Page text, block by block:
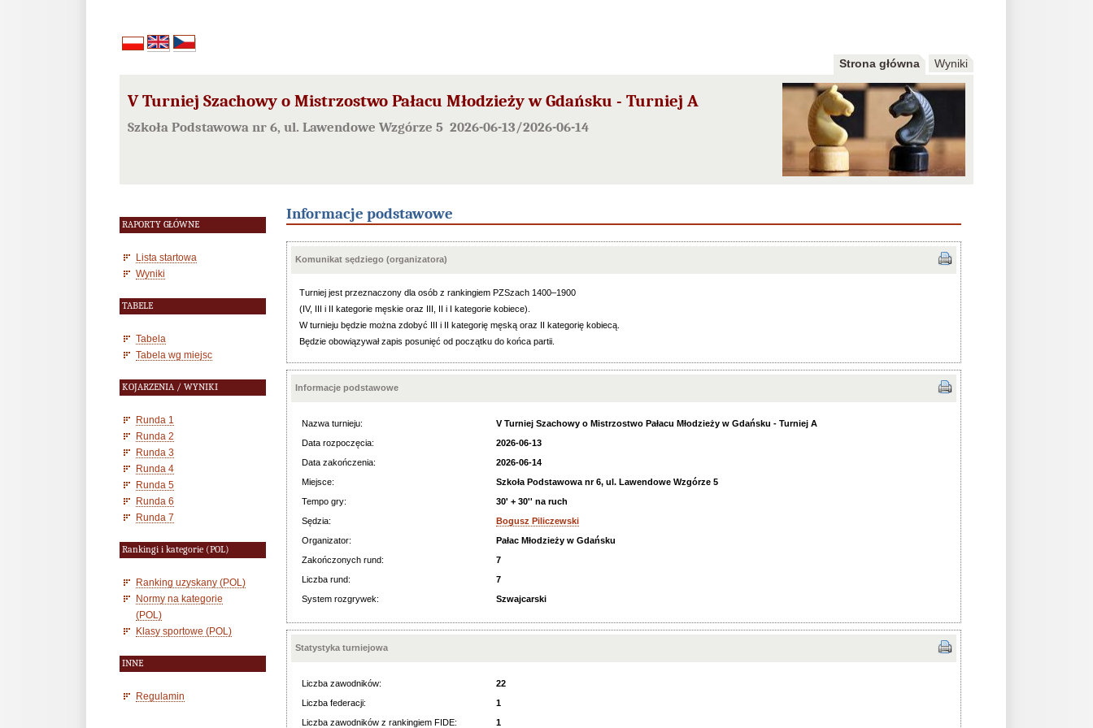
Strona główna Wyniki
V Turniej Szachowy o Mistrzostwo Pałacu Młodzieży w Gdańsku - Turniej A
Szkoła Podstawowa nr 6, ul. Lawendowe Wzgórze 5 2026-06-13/2026-06-14
RAPORTY GŁÓWNE
Lista startowa
Wyniki
TABELE
Tabela
Tabela wg miejsc
KOJARZENIA / WYNIKI
Runda 1
Runda 2
Runda 3
Runda 4
Runda 5
Runda 6
Runda 7
Rankingi i kategorie (POL)
Ranking uzyskany (POL)
Normy na kategorie
(POL)
Klasy sportowe (POL)
INNE
Regulamin
Informacje podstawowe
Komunikat sędziego (organizatora)
Turniej jest przeznaczony dla osób z rankingiem PZSzach 1400–1900
(IV, III i II kategorie męskie oraz III, II i I kategorie kobiece).
W turnieju będzie można zdobyć III i II kategorię męską oraz II kategorię kobiecą.
Będzie obowiązywał zapis posunięć od początku do końca partii.
Informacje podstawowe
Nazwa turnieju:
V Turniej Szachowy o Mistrzostwo Pałacu Młodzieży w Gdańsku - Turniej A
Data rozpoczęcia:
2026-06-13
Data zakończenia:
2026-06-14
Miejsce:
Szkoła Podstawowa nr 6, ul. Lawendowe Wzgórze 5
Tempo gry:
30' + 30'' na ruch
Sędzia:
Bogusz Piliczewski
Organizator:
Pałac Młodzieży w Gdańsku
Zakończonych rund:
7
Liczba rund:
7
System rozgrywek:
Szwajcarski
Statystyka turniejowa
Liczba zawodników:
22
Liczba federacji:
1
Liczba zawodników z rankingiem FIDE:
1